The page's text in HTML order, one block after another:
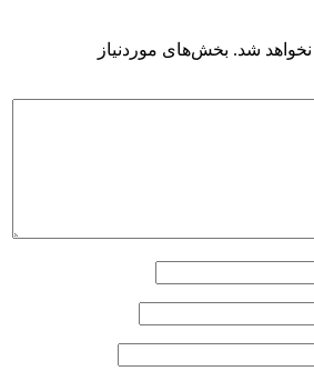
شد. بخش‌های موردنیاز